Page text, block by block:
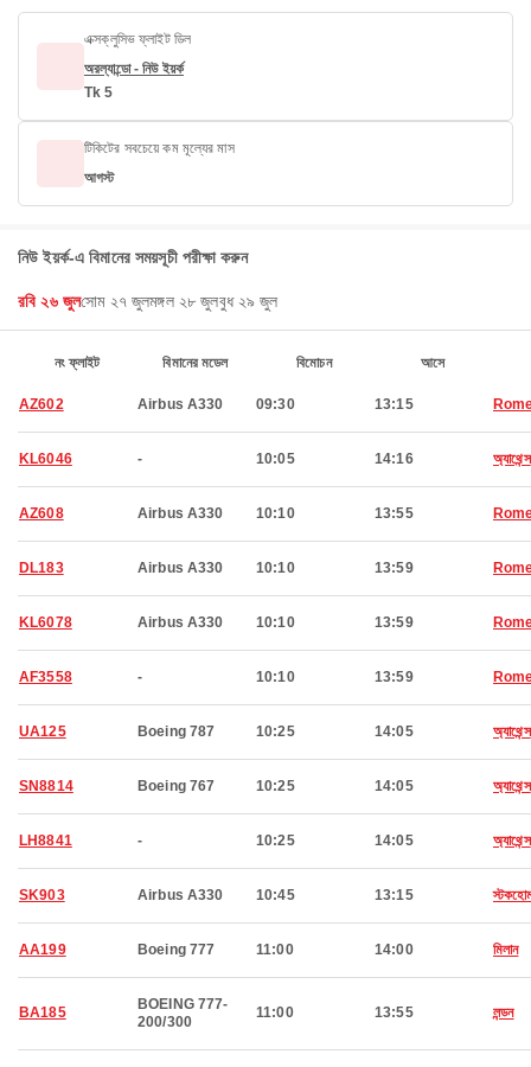
এক্সক্লুসিভ ফ্লাইট ডিল
অরল্যান্ডো - নিউ ইয়র্ক
Tk 5
টিকিটের সবচেয়ে কম মূল্যের মাস
আগস্ট
নিউ ইয়র্ক-এ বিমানের সময়সূচী পরীক্ষা করুন
রবি ২৬ জুলসোম ২৭ জুলমঙ্গল ২৮ জুলবুধ ২৯ জুল
নং ফ্লাইট বিমানের মডেল বিমোচন আসে
AZ602 Airbus A330 09:30 13:15
KL6046 - 10:05 14:16 অ্যাথেন্স
AZ608 Airbus A330 10:10 13:55
DL183 Airbus A330 10:10 13:59
KL6078 Airbus A330 10:10 13:59
AF3558 - 10:10 13:59
UA125 Boeing 787 10:25 14:05 অ্যাথেন্স
SN8814 Boeing 767 10:25 14:05 অ্যাথেন্স
LH8841 - 10:25 14:05 অ্যাথেন্স
SK903 Airbus A330 10:45 13:15
AA199 Boeing 777 11:00 14:00 মিলান
BA185
BOEING 777-
200/300
11:00 13:55 লন্ডন